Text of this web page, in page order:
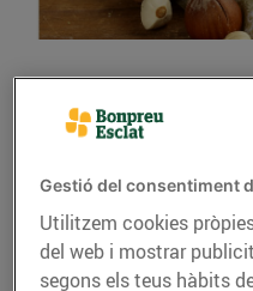
GASTRONOMIA I
més
13/de desembre/2018
Gestió del consentiment
Utilitzem cookies
del web i mostrar
segons els teus hàbits